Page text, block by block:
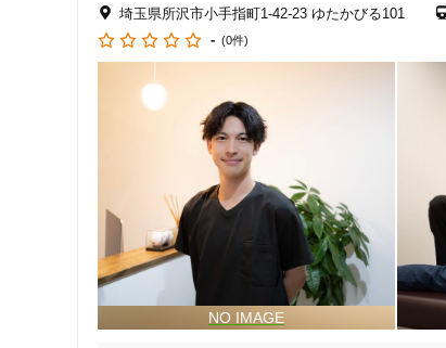
結果をコミット！最新治療法＆美容法を揃い
健康・美容・癒し
実例1万件以上・創業16年以上・信頼・安心・健康
こだわり５
新型酸素カプセル導入！
免疫力向上！疲労回復効果抜群！
高濃度酸素カプセルで
疲労回復・免疫力向上・眼精疲労・メンテナンス
予約が空いてない場合電話にてご連絡ください。
☎　04-2940-1412
埼玉県所沢市小手指町1-42-23 ゆたかびる101
- (0件)